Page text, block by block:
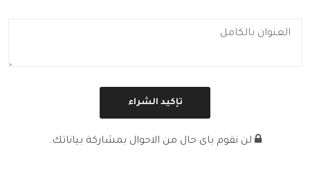
لن نقوم باى حال من الاحوال بمشاركة بياناتك.